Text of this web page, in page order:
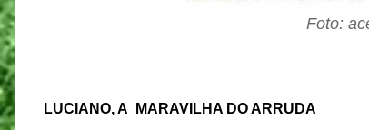
Foto:
LUCIANO, A MARAVILHA DO ARRUDA